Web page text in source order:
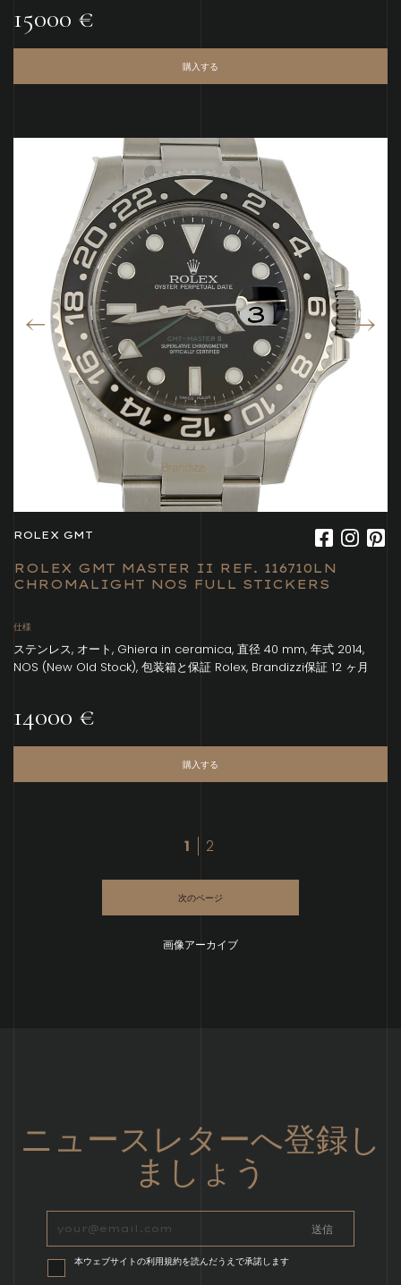
15000 €
購入する
ROLEX GMT
ROLEX GMT MASTER II REF. 116710LN
CHROMALIGHT NOS FULL STICKERS
仕様
ステンレス, オート, Ghiera in ceramica, 直径 40 mm, 年式 2014,
NOS (New Old Stock), 包装箱と保証 Rolex, Brandizzi保証 12 ヶ月
14000 €
購入する
1 2
次のページ
画像アーカイブ
ニュースレターへ登録し
ましょう
本ウェブサイトの利用規約を読んだうえで承諾します